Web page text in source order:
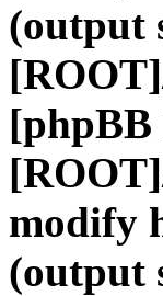
(output
[phpBB
modify
(output